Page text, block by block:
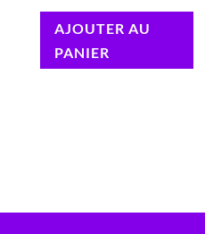
AJOUTER AU
PANIER